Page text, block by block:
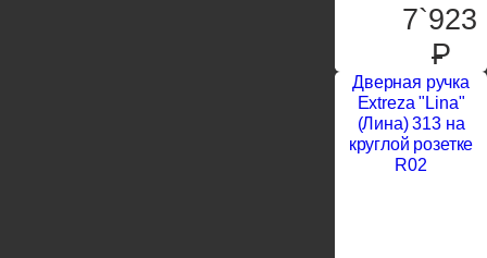
7`923
P
Дверная ручка
Extreza "Lina"
(Лина) 313 на
круглой розетке
R02